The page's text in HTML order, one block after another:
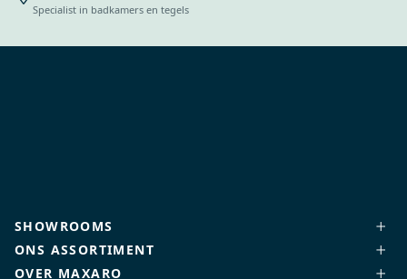
Specialist in badkamers en tegels
SHOWROOMS
ONS ASSORTIMENT
OVER MAXARO